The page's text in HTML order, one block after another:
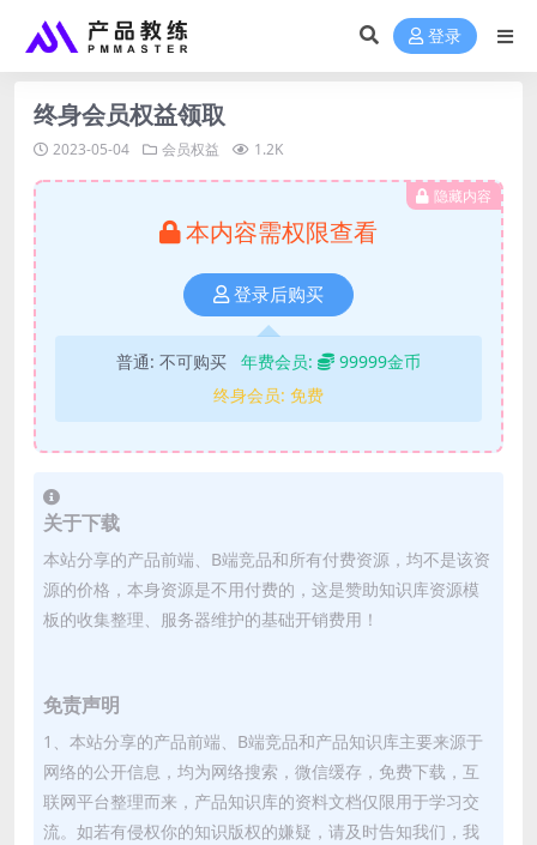
登录
终身会员权益领取
2023-05-04 会员权益 1.2K
隐藏内容
本内容需权限查看
登录后购买
普通: 不可购买 年费会员:
99999金币
终身会员: 免费
关于下载
本站分享的产品前端、B端竞品和所有付费资源，均不是该资
源的价格，本身资源是不用付费的，这是赞助知识库资源模
板的收集整理、服务器维护的基础开销费用！
免责声明
1、本站分享的产品前端、B端竞品和产品知识库主要来源于
网络的公开信息，均为网络搜索，微信缓存，免费下载，互
联网平台整理而来，产品知识库的资料文档仅限用于学习交
流。如若有侵权你的知识版权的嫌疑，请及时告知我们，我